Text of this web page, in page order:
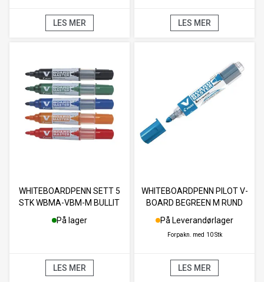
LES MER LES MER
WHITEBOARDPENN SETT 5
STK WBMA-VBM-M BULLIT
BEGREEN PILOT
På lager
LES MER
WHITEBOARDPENN PILOT V-
BOARD BEGREEN M RUND
På Leverandørlager
Forpakn. med 10 Stk
LES MER